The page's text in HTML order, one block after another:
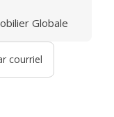
Globale
courriel